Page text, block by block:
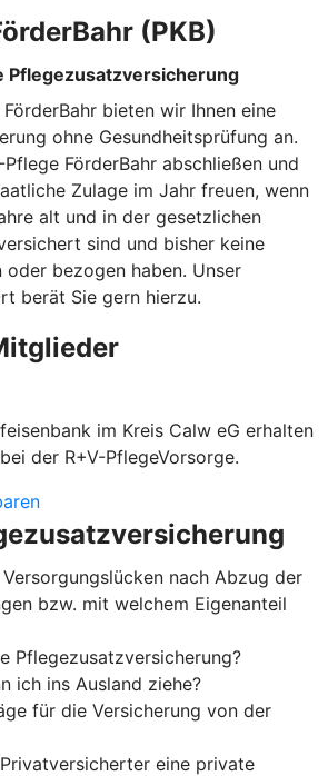
(PKB)
Pflegezusatzversicherung
bieten wir Ihnen eine
ohne Gesundheitsprüfung an.
FörderBahr abschließen und
Zulage im Jahr freuen, wenn
alt und in der gesetzlichen
sind und bisher keine
oder bezogen haben. Unser
berät Sie gern hierzu.
im Kreis Calw eG erhalten
der R+V-PflegeVorsorge.
nach Abzug der
bzw. mit welchem Eigenanteil
Pflegezusatzversicherung?
ich ins Ausland ziehe?
für die Versicherung von der
eine private